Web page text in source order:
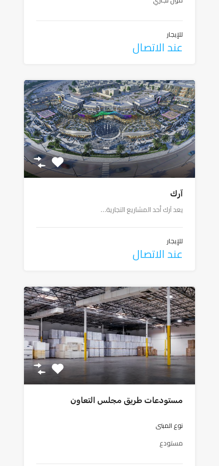
للإيجار
عند الاتصال
آرك
يعد آرك أحد المشاريع التجارية…
للإيجار
عند الاتصال
مستودعات طريق مجلس التعاون
نوع المبنى
مستودع